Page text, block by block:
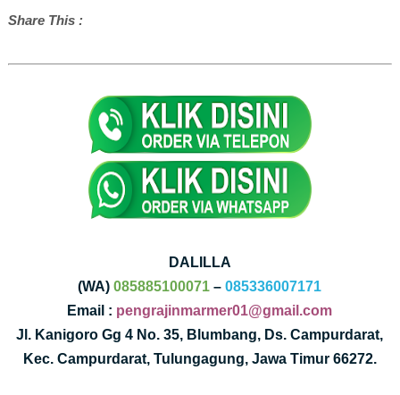
Share This :
DALILLA
(WA)085885100071 –085336007171
Email : pengrajinmarmer01@gmail.com
Jl. Kanigoro Gg 4 No. 35, Blumbang, Ds. Campurdarat,
Kec. Campurdarat, Tulungagung, Jawa Timur 66272.